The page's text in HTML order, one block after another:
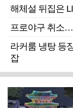
해체설 뒤집은
프로야구 취소
라커룸 냉탕 등
잡